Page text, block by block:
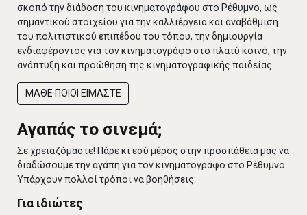
σκοπό την διάδοση του κινηματογράφου στο Ρέθυμνο, ως
σημαντικού στοιχείου για την καλλιέργεια και αναβάθμιση
του πολιτιστικού επιπέδου του τόπου, την δημιουργία
ενδιαφέροντος για τον κινηματογράφο στο πλατύ κοινό, την
ανάπτυξη και προώθηση της κινηματογραφικής παιδείας.
ΜΑΘΕ ΠΟΙΟΙ ΕΙΜΑΣΤΕ
Αγαπάς το σινεμά;
Σε χρειαζόμαστε! Πάρε κι εσύ μέρος στην προσπάθεια μας να
διαδώσουμε την αγάπη για τον κινηματογράφο στο Ρέθυμνο.
Υπάρχουν πολλοί τρόποι να βοηθήσεις:
Για ιδιώτες